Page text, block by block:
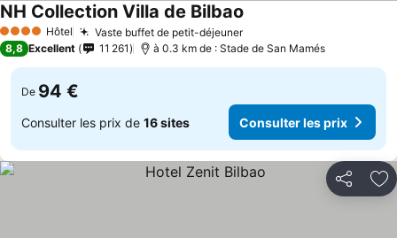
4 Étoiles Hôtel Vaste buffet de petit-déjeuner
NH Collection Villa de Bilbao
8,8 Excellent 11 261 à 0.3 km de : Stade de San Mamés
De 94 €
Consulter les prix de 16 sites Consulter les prix
Partager